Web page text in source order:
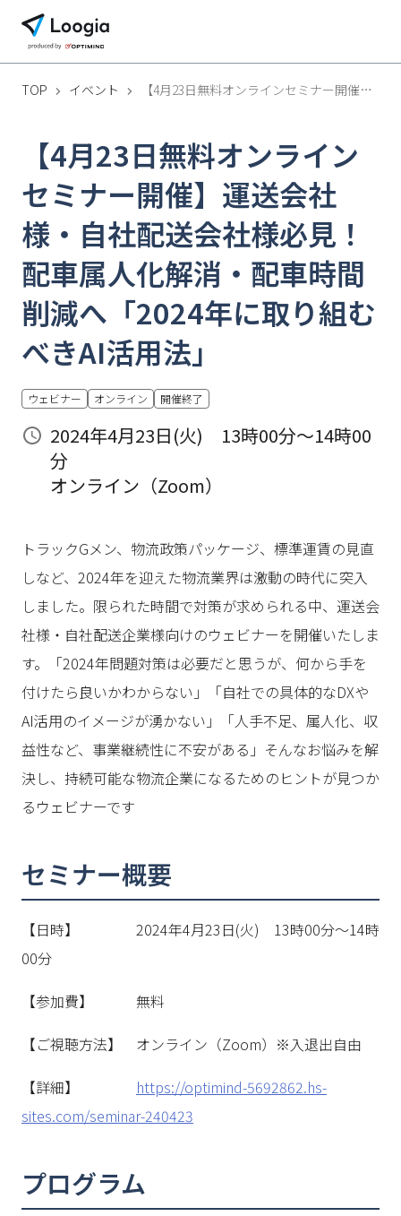
TOP イベント 【4月23日無料オンラインセミナー開催】運送会社様・自社配送会社様必見！配車属人化解消・配車時間削減へ「2024年に取り組むべきAI活用法」
【4月23日無料オンライン
セミナー開催】運送会社
様・自社配送会社様必見！
配車属人化解消・配車時間
削減へ「2024年に取り組む
べきAI活用法」
ウェビナー オンライン 開催終了
2024年4月23日(火) 13時00分～14時00
分
オンライン（Zoom）
トラックGメン、物流政策パッケージ、標準運賃の見直
しなど、2024年を迎えた物流業界は激動の時代に突入
しました。限られた時間で対策が求められる中、運送会
社様・自社配送企業様向けのウェビナーを開催いたしま
す。「2024年問題対策は必要だと思うが、何から手を
付けたら良いかわからない」「自社での具体的なDXや
AI活用のイメージが湧かない」「人手不足、属人化、収
益性など、事業継続性に不安がある」そんなお悩みを解
決し、持続可能な物流企業になるためのヒントが見つか
るウェビナーです
セミナー概要
【日時】 2024年4月23日(火) 13時00分～14時
00分
【参加費】 無料
【ご視聴方法】 オンライン（Zoom）※入退出自由
【詳細】 https://optimind-5692862.hs-
sites.com/seminar-240423
プログラム